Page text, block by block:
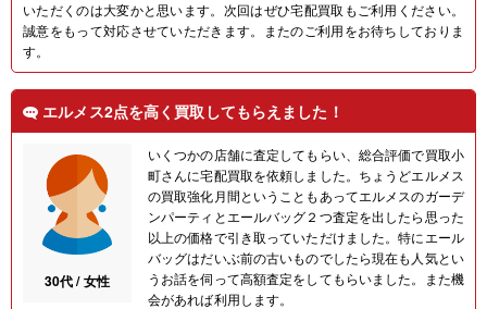
いただくのは大変かと思います。次回はぜひ宅配買取もご利用ください。
誠意をもって対応させていただきます。またのご利用をお待ちしておりま
す。
エルメス2点を高く買取してもらえました！
30代 / 女性
いくつかの店舗に査定してもらい、総合評価で買取小
町さんに宅配買取を依頼しました。ちょうどエルメス
の買取強化月間ということもあってエルメスのガーデ
ンパーティとエールバッグ２つ査定を出したら思った
以上の価格で引き取っていただけました。特にエール
バッグはだいぶ前の古いものでしたら現在も人気とい
うお話を伺って高額査定をしてもらいました。また機
会があれば利用します。